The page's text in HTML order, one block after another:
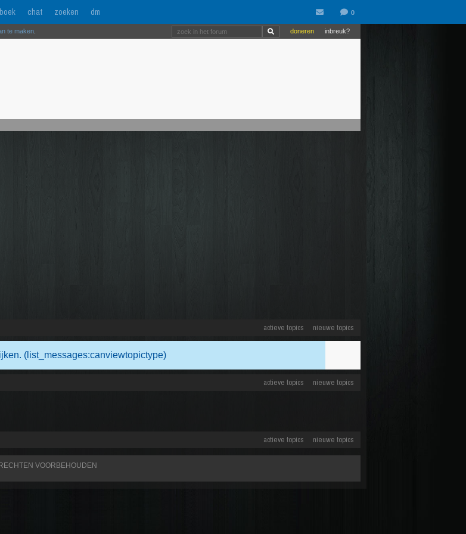
chat zoeken dm
inbreuk?
doneren
te maken
actieve topics nieuwe topics
(list_messages:canviewtopictype)
actieve topics nieuwe topics
actieve topics nieuwe topics
RECHTEN VOORBEHOUDEN